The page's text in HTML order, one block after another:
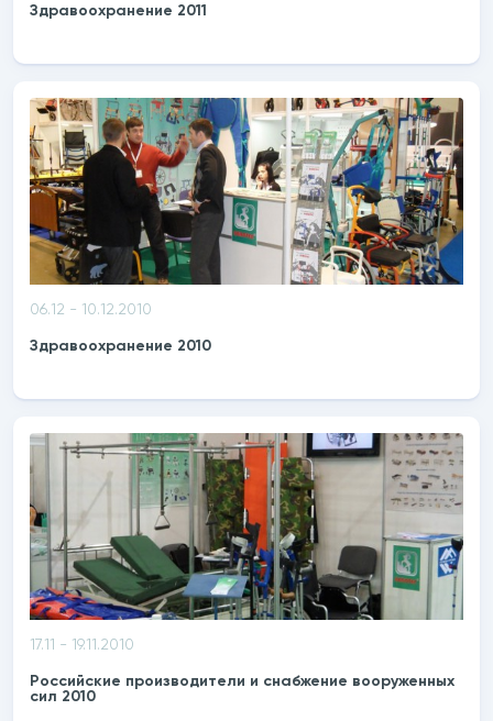
Здравоохранение 2011
06.12 - 10.12.2010
Здравоохранение 2010
17.11 - 19.11.2010
Российские производители и снабжение вооруженных
сил 2010